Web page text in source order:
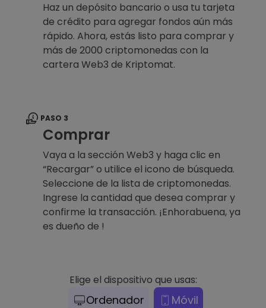
Haz un depósito bancario o usa tu tarjeta
de crédito para agregar fondos aún más
rápido. Ahora, estás listo para comprar y
más de 2000 criptomonedas con la
cartera Web3 de Kriptomat.
PASO 3
Comprar
Vaya a la sección Web3 y haga clic en
“Recargar” o utilice el icono de búsqueda.
Seleccione de la lista de criptomonedas.
Ingrese la cantidad que desea comprar y
confirme la transacción. ¡Enhorabuena, ya
es dueño de !
Elige el dispositivo que usas:
Ordenador Móvil